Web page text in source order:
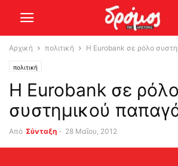
Αρχική πολιτική Η Eurobank σε ρόλο
πολιτική
Η Eurobank σε ρόλο
συστημικού
Από Σύνταξη - 28 Μαΐου, 2012